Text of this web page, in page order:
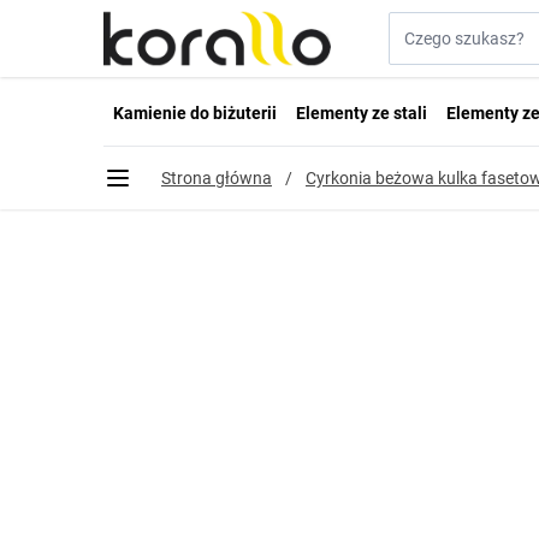
Przejdź do treści
Kamienie do biżuterii Elementy ze stali Elementy
Strona główna / Cyrkonia beżowa kulka